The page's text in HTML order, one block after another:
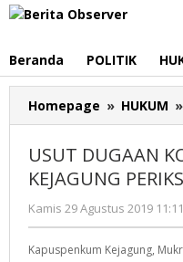
Lewati
Beranda POLITIK
Homepage » HUKUM »
USUT DUGAAN
KEJAGUNG
Kamis 29 Agustus 2019 11:11
Kapuspenkum Kejagung,